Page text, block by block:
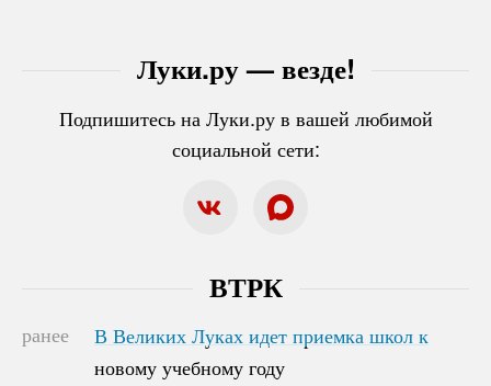
Луки.ру — везде!
Подпишитесь на Луки.ру в вашей любимой
социальной сети:
ВТРК
ранее
В Великих Луках идет приемка школ к
новому учебному году
В Великих Луках идет приемка школ к
новому учебному году